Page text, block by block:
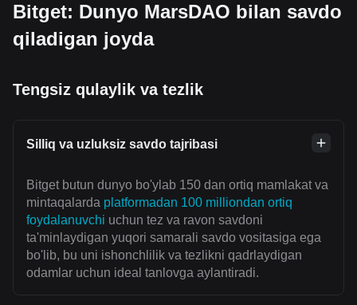
Bitget: Dunyo MarsDAO bilan savdo
qiladigan joyda
Tengsiz qulaylik va tezlik
Silliq va uzluksiz savdo tajribasi
Bitget butun dunyo bo'ylab 150 dan ortiq mamlakat va
mintaqalarda platformadan 100 milliondan ortiq
foydalanuvchi uchun tez va ravon savdoni
ta'minlaydigan yuqori samarali savdo vositasiga ega
bo'lib, bu uni ishonchlilik va tezlikni qadrlaydigan
odamlar uchun ideal tanlovga aylantiradi.